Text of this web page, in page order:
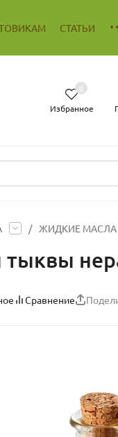
СТАТЬИ
Избранное
0
/ ЖИДКИЕ МАСЛА
Сравнение